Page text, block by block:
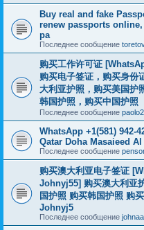
Buy real and fake
renew passports
pa
Последнее сообщение
购买工作许可证
购买电子签证，购买身份
大利亚护照，购买美国护
韩国护照，购买中国护照
Последнее сообщение paolo2
WhatsApp +1(581) 942-
Qatar Doha Masaieed
Последнее сообщение
购买澳大利亚电子签证
Johnyj55] 购买澳大利亚
国护照 购买韩国护照 购
Johnyj5
Последнее сообщение